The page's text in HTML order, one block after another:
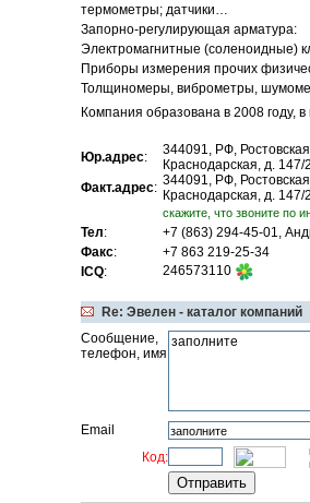
термометры; датчики…
Запорно-регулирующая арматура:
Электромагнитные (соленоидные)
Приборы измерения прочих
Толщиномеры, виброметры,
Компания образована в 2008 году,
Юр.адрес:
344091, РФ,
Краснодарская, д. 147/2
Факт.адрес: 344091, РФ,
Краснодарская, д. 147/2
cкажите, что звоните по
Тел:
+7 (863) 294-45-01,
Факс:
+7 863 219-25-34
ICQ: 246573110
Re: Эвелен - каталог компаний
Сообщение,
телефон, имя
Email
Код: